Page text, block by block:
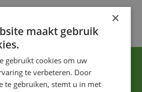
×
maakt gebruik
gebruikt cookies om uw
te verbeteren. Door
te gebruiken, stemt u in met